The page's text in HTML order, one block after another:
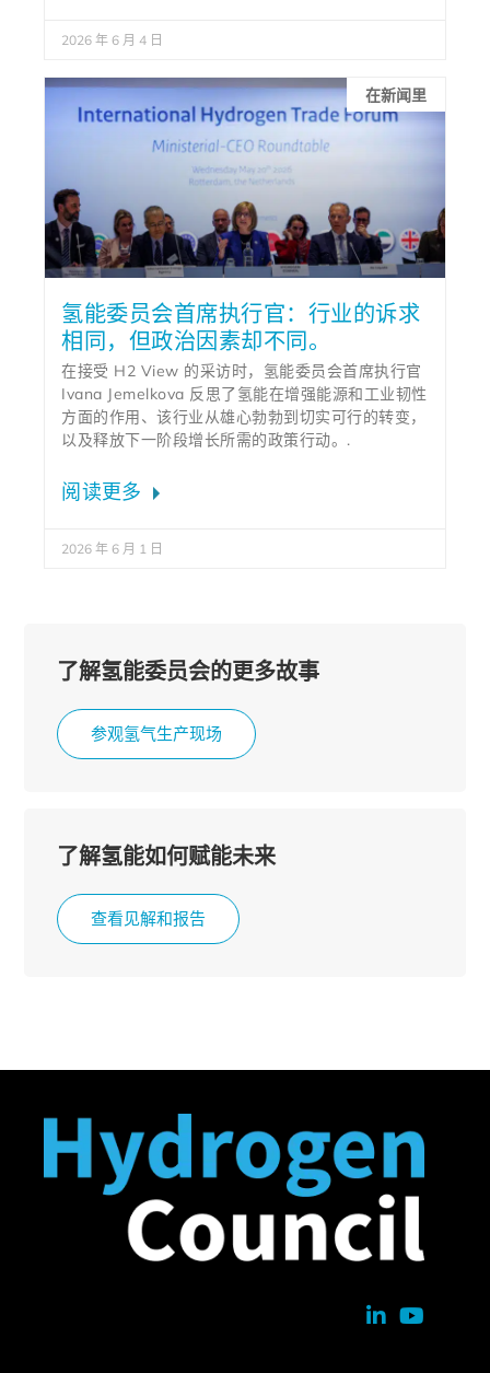
2026 年 6 月 4 日
在新闻里
氢能委员会首席执行官：行业的诉求
相同，但政治因素却不同。
在接受 H2 View 的采访时，氢能委员会首席执行官
Ivana Jemelkova 反思了氢能在增强能源和工业韧性
方面的作用、该行业从雄心勃勃到切实可行的转变，
以及释放下一阶段增长所需的政策行动。.
阅读更多
2026 年 6 月 1 日
了解氢能委员会的更多故事
参观氢气生产现场
了解氢能如何赋能未来
查看见解和报告